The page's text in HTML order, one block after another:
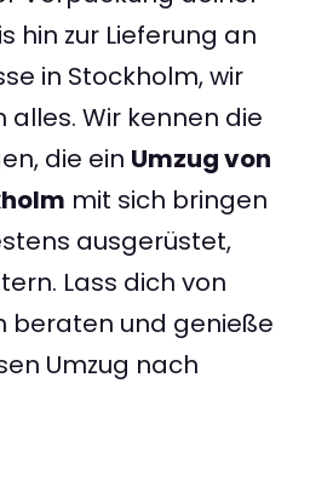
hin zur Lieferung an
in Stockholm, wir
Wir kennen die
die ein Umzug von
mit sich bringen
ausgerüstet,
Lass dich von
beraten und genieße
Umzug nach